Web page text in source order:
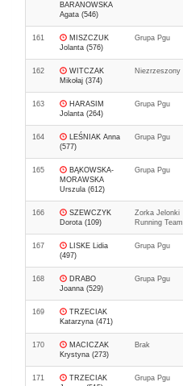
BARANOWSKA
Agata (546)
161
MISZCZUK
Jolanta (576)
Grupa Pgu
162
WITCZAK
Mikołaj (374)
Niezrzeszony
163
HARASIM
Jolanta (264)
Grupa Pgu
164
LEŚNIAK Anna
(577)
Grupa Pgu
165
BĄKOWSKA-
MORAWSKA
Urszula (612)
Grupa Pgu
166
SZEWCZYK
Dorota (109)
Zorka Jelonki
Running Team
167
LISKE Lidia
(497)
Grupa Pgu
168
DRABO
Joanna (529)
Grupa Pgu
169
TRZECIAK
Katarzyna (471)
170
MACICZAK
Krystyna (273)
Brak
171
TRZECIAK
Grupa Pgu